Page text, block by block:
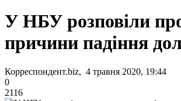
У НБУ розповіли
причини падіння
Корреспондент.biz, 4 травня 2020, 19:44
0
2116